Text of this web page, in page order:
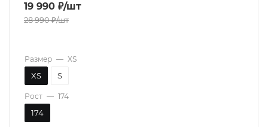
19 990 ₽/шт
28 990₽/шт
Размер — XS
XS S
Рост — 174
174